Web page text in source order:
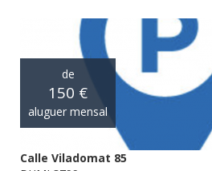
de
150 €
aluguer mensal
Calle Viladomat 85